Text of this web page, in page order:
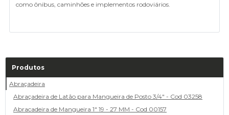
como ônibus, caminhões e implementos rodoviários.
Produtos
Abraçadeira
Abraçadeira de Latão para Mangueira de Posto 3/4" - Cod 03258
Abracadeira de Mangueira 1" 19 - 27 MM - Cod 00157